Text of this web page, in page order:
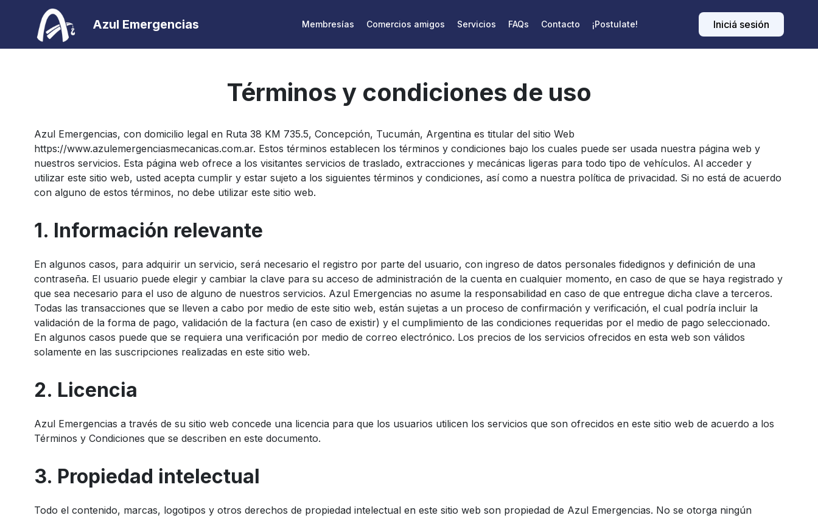
Azul Emergencias Membresías Comercios amigos Servicios FAQs Contacto ¡Postulate! Iniciá sesión
Términos y condiciones de uso
Azul Emergencias, con domicilio legal en Ruta 38 KM 735.5, Concepción, Tucumán, Argentina es titular del sitio Web
https://www.azulemergenciasmecanicas.com.ar. Estos términos establecen los términos y condiciones bajo los cuales puede ser usada nuestra página web y
nuestros servicios. Esta página web ofrece a los visitantes servicios de traslado, extracciones y mecánicas ligeras para todo tipo de vehículos. Al acceder y
utilizar este sitio web, usted acepta cumplir y estar sujeto a los siguientes términos y condiciones, así como a nuestra política de privacidad. Si no está de acuerdo
con alguno de estos términos, no debe utilizar este sitio web.
1. Información relevante
En algunos casos, para adquirir un servicio, será necesario el registro por parte del usuario, con ingreso de datos personales fidedignos y definición de una
contraseña. El usuario puede elegir y cambiar la clave para su acceso de administración de la cuenta en cualquier momento, en caso de que se haya registrado y
que sea necesario para el uso de alguno de nuestros servicios. Azul Emergencias no asume la responsabilidad en caso de que entregue dicha clave a terceros.
Todas las transacciones que se lleven a cabo por medio de este sitio web, están sujetas a un proceso de confirmación y verificación, el cual podría incluir la
validación de la forma de pago, validación de la factura (en caso de existir) y el cumplimiento de las condiciones requeridas por el medio de pago seleccionado.
En algunos casos puede que se requiera una verificación por medio de correo electrónico. Los precios de los servicios ofrecidos en esta web son válidos
solamente en las suscripciones realizadas en este sitio web.
2. Licencia
Azul Emergencias a través de su sitio web concede una licencia para que los usuarios utilicen los servicios que son ofrecidos en este sitio web de acuerdo a los
Términos y Condiciones que se describen en este documento.
3. Propiedad intelectual
Todo el contenido, marcas, logotipos y otros derechos de propiedad intelectual en este sitio web son propiedad de Azul Emergencias. No se otorga ningún